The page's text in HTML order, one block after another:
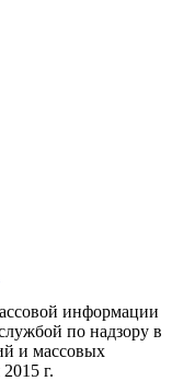
информации
по надзору в
и массовых
г.